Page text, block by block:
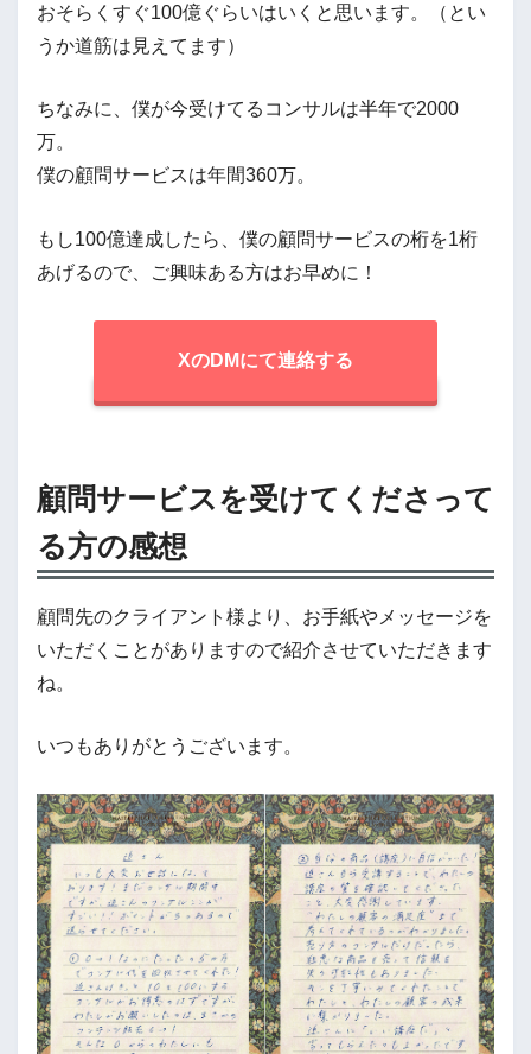
おそらくすぐ100億ぐらいはいくと思います。（とい
うか道筋は見えてます）
ちなみに、僕が今受けてるコンサルは半年で2000
万。
僕の顧問サービスは年間360万。
もし100億達成したら、僕の顧問サービスの桁を1桁
あげるので、ご興味ある方はお早めに！
XのDMにて連絡する
顧問サービスを受けてくださって
る方の感想
顧問先のクライアント様より、お手紙やメッセージを
いただくことがありますので紹介させていただきます
ね。
いつもありがとうございます。